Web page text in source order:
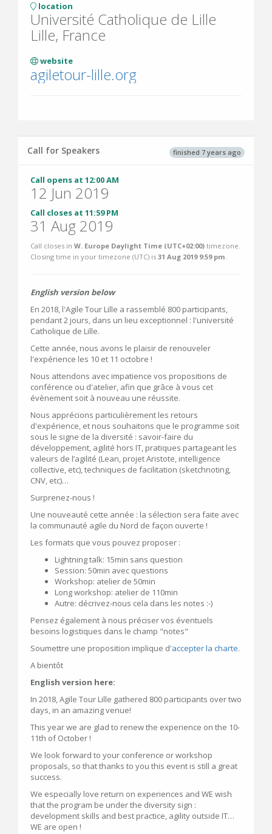
location
Université Catholique de Lille
Lille, France
website
agiletour-lille.org
finished 7 years ago
Call for Speakers
Call opens at 12:00 AM
12 Jun 2019
Call closes at 11:59 PM
31 Aug 2019
Call closes in W. Europe Daylight Time (UTC+02:00) timezone.
Closing time in your timezone (UTC) is 31 Aug 2019 9:59 pm.
English version below
En 2018, l'Agile Tour Lille a rassemblé 800 participants,
pendant 2 jours, dans un lieu exceptionnel : l'université
Catholique de Lille.
Cette année, nous avons le plaisir de renouveler
l'expérience les 10 et 11 octobre !
Nous attendons avec impatience vos propositions de
conférence ou d'atelier, afin que grâce à vous cet
évènement soit à nouveau une réussite.
Nous apprécions particulièrement les retours
d'expérience, et nous souhaitons que le programme soit
sous le signe de la diversité : savoir-faire du
développement, agilité hors IT, pratiques partageant les
valeurs de l’agilité (Lean, projet Aristote, intelligence
collective, etc), techniques de facilitation (sketchnoting,
CNV, etc)…
Surprenez-nous !
Une nouveauté cette année : la sélection sera faite avec
la communauté agile du Nord de façon ouverte !
Les formats que vous pouvez proposer :
Lightning talk: 15min sans question
Session: 50min avec questions
Workshop: atelier de 50min
Long workshop: atelier de 110min
Autre: décrivez-nous cela dans les notes :-)
Pensez également à nous préciser vos éventuels
besoins logistiques dans le champ "notes"
Soumettre une proposition implique d'accepter la charte.
A bientôt
English version here:
In 2018, Agile Tour Lille gathered 800 participants over two
days, in an amazing venue!
This year we are glad to renew the experience on the 10-
11th of October !
We look forward to your conference or workshop
proposals, so that thanks to you this event is still a great
success.
We especially love return on experiences and WE wish
that the program be under the diversity sign :
development skills and best practice, agility outside IT…
WE are open !